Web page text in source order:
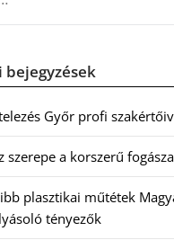
bejegyzések
Győr profi
szerepe a korszerű
plasztikai műtétek
tényezők